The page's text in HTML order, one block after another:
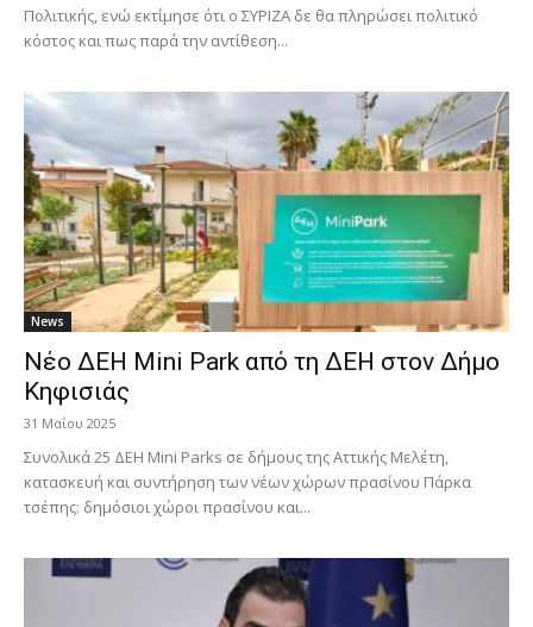
Πολιτικής, ενώ εκτίμησε ότι ο ΣΥΡΙΖΑ δε θα πληρώσει πολιτικό
κόστος και πως παρά την αντίθεση...
News
Νέο ΔΕΗ Mini Park από τη ΔΕΗ στον Δήμο
Κηφισιάς
31 Μαΐου 2025
Συνολικά 25 ΔΕΗ Mini Parks σε δήμους της Αττικής Μελέτη,
κατασκευή και συντήρηση των νέων χώρων πρασίνου Πάρκα
τσέπης: δημόσιοι χώροι πρασίνου και...